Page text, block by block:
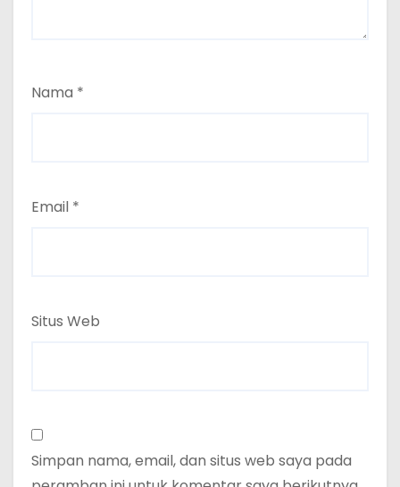
Nama *
Email *
Situs Web
Simpan nama, email, dan situs web saya pada